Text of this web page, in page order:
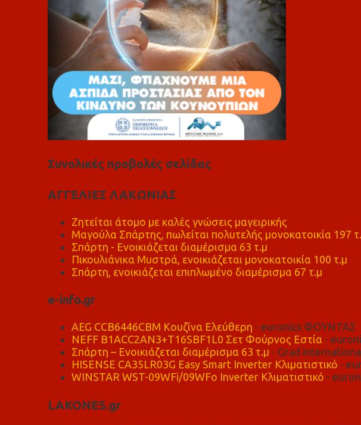
Συνολικές προβολές σελίδας
ΑΓΓΕΛΙΕΣ ΛΑΚΩΝΙΑΣ
Ζητείται άτομο με καλές γνώσεις μαγειρικής
Μαγούλα Σπάρτης, πωλείται πολυτελής μονοκατοικία 197
Σπάρτη - Ενοικιάζεται διαμέρισμα 63 τ.μ
Πικουλιάνικα Μυστρά, ενοικιάζεται μονοκατοικία 100 τ.μ
Σπάρτη, ενοικιάζεται επιπλωμένο διαμέρισμα 67 τ.μ
e-info.gr
AEG CCB6446CBM Κουζίνα Ελεύθερη - euronics ΦΟΥΝΤΑΣ
NEFF B1ACC2AN3+T16SBF1L0 Σετ Φούρνος Εστία-
Σπάρτη – Ενοικιάζεται διαμέρισμα 63 τ.μ - Grad
HISENSE CA35LR03G Easy Smart Inverter Κλιματιστικό -
WINSTAR WST-09WFi/09WFo Inverter Κλιματιστικό -
LAKONES.gr